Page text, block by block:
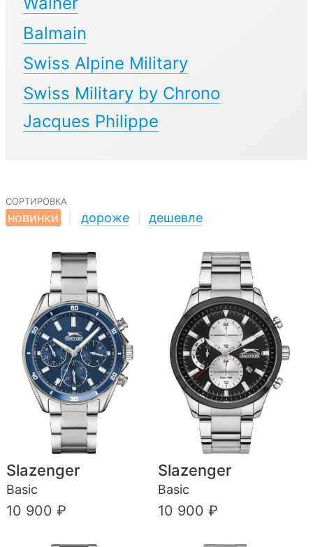
Balmain
Swiss Alpine Military
Swiss Military by Chrono
Jacques Philippe
сортировка
новинки
дороже дешевле
Slazenger
Basic
10 900 ₽
Slazenger
Basic
10 900 ₽